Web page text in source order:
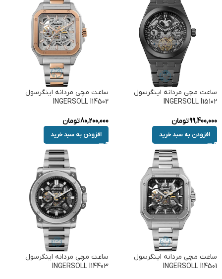
ساعت مچی مردانه اینگرسول
INGERSOLL I15102
99,400,000تومان
افزودن به سبد خرید
ساعت مچی مردانه اینگرسول
INGERSOLL I14502
80,200,000تومان
افزودن به سبد خرید
ساعت مچی مردانه اینگرسول
INGERSOLL I14501
ساعت مچی مردانه اینگرسول
INGERSOLL I14403